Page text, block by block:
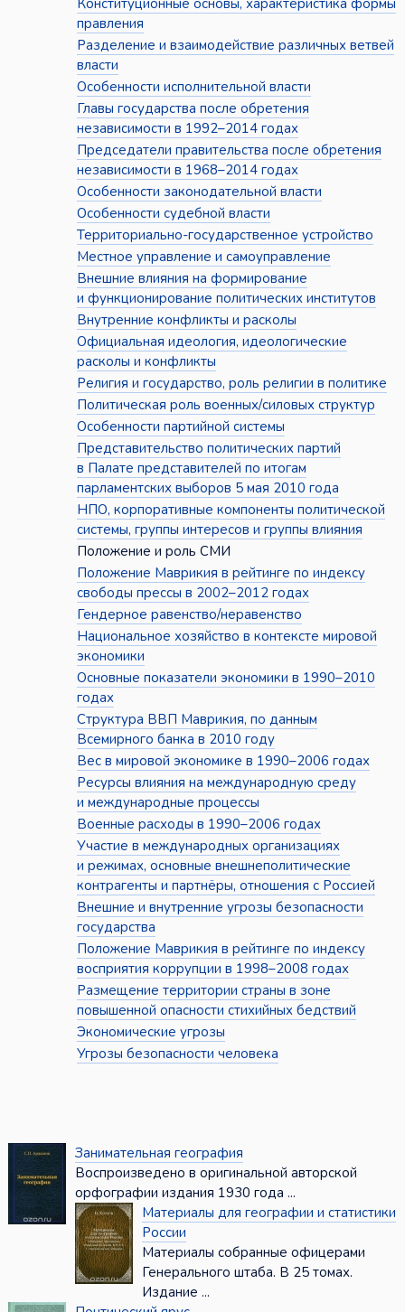
Конституционные основы, характеристика формы
правления
Разделение и взаимодействие различных ветвей
власти
Особенности исполнительной власти
Главы государства после обретения
независимости в 1992–2014 годах
Председатели правительства после обретения
независимости в 1968–2014 годах
Особенности законодательной власти
Особенности судебной власти
Территориально-государственное устройство
Местное управление и самоуправление
Внешние влияния на формирование
и функционирование политических институтов
Внутренние конфликты и расколы
Официальная идеология, идеологические
расколы и конфликты
Религия и государство, роль религии в политике
Политическая роль военных/силовых структур
Особенности партийной системы
Представительство политических партий
в Палате представителей по итогам
парламентских выборов 5 мая 2010 года
НПО, корпоративные компоненты политической
системы, группы интересов и группы влияния
Положение и роль СМИ
Положение Маврикия в рейтинге по индексу
свободы прессы в 2002–2012 годах
Гендерное равенство/неравенство
Национальное хозяйство в контексте мировой
экономики
Основные показатели экономики в 1990–2010
годах
Структура ВВП Маврикия, по данным
Всемирного банка в 2010 году
Вес в мировой экономике в 1990–2006 годах
Ресурсы влияния на международную среду
и международные процессы
Военные расходы в 1990–2006 годах
Участие в международных организациях
и режимах, основные внешнеполитические
контрагенты и партнёры, отношения с Россией
Внешние и внутренние угрозы безопасности
государства
Положение Маврикия в рейтинге по индексу
восприятия коррупции в 1998–2008 годах
Размещение территории страны в зоне
повышенной опасности стихийных бедствий
Экономические угрозы
Угрозы безопасности человека
Занимательная география
Воспроизведено в оригинальной авторской
орфографии издания 1930 года ...
Материалы для географии и статистики
России
Материалы собранные офицерами
Генерального штаба. В 25 томах.
Издание ...